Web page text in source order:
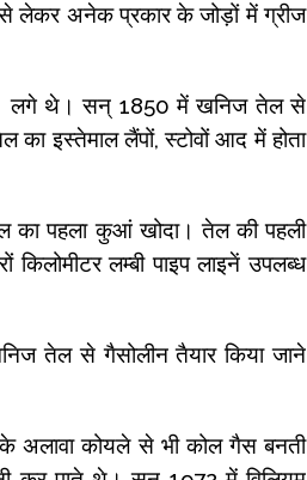
से लेकर अनेक प्रकार के जोड़ों में ग्रीज
लगे थे। सन् 1850 में खनिज तेल से
इस्तेमाल लैंपों, स्टोवों आद में होता
का पहला कुआं खोदा। तेल की पहली
लम्बी पाइप लाइनें उपलब्ध
तेल से गैसोलीन तैयार किया जाने
कोयले से भी कोल गैस बनती